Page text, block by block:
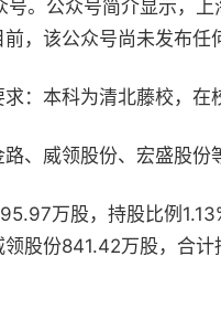
。公众号简介显示，
，该公众号尚未发布任
：本科为清北藤校，在
、威领股份、宏盛股份
万股，持股比例
股份841.42万股，合